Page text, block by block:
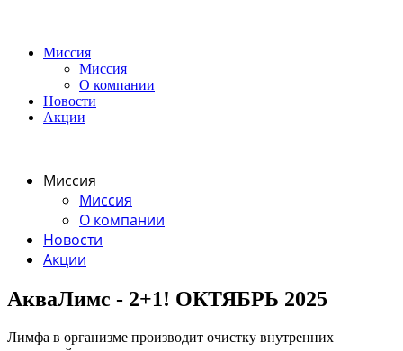
Миссия
Миссия
О компании
Новости
Акции
Миссия
Миссия
О компании
Новости
Акции
АкваЛимс - 2+1! ОКТЯБРЬ 2025
Лимфа в организме производит очистку внутренних